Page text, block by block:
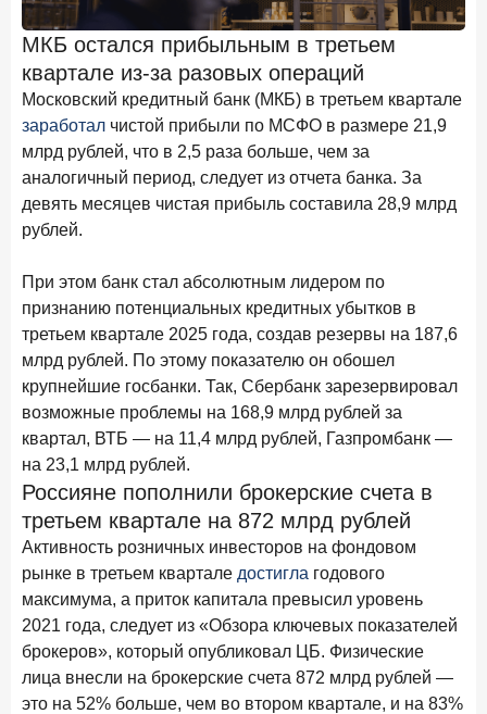
Клиенты чаще всего узнают о сберегательных
продуктах из рекламы в интернете и на ТВ
9 июля 2026 года
С ростом благосостояния клиентов-сберегателей
увеличивается и склонность к диверсификации
7 июля 2026 года
По итогам июня 2026 года объем выдач кредитов
составил 1 166,4 млрд руб.
3 июля 2026 года
банковского контакт-центра
25 июня 2026 года ИССЛЕДОВАНИЕ
Ипотека в России: итоги мая 2026 года в цифрах
22 июня 2026 года
«Честность — индустриальный стандарт»: как банки
завоевывают лояльность private-клиентов
Рассылка Frank RG
Итоги недели, наша трактовка основных событий
ПОДПИСАТЬСЯ
МКБ остался прибыльным в третьем
квартале из-за разовых операций
Московский кредитный банк (МКБ) в третьем квартале
заработал чистой прибыли по МСФО в размере 21,9
млрд рублей, что в 2,5 раза больше, чем за
аналогичный период, следует из отчета банка. За
девять месяцев чистая прибыль составила 28,9 млрд
рублей.
При этом банк стал абсолютным лидером по
признанию потенциальных кредитных убытков в
третьем квартале 2025 года, создав резервы на 187,6
млрд рублей. По этому показателю он обошел
крупнейшие госбанки. Так, Сбербанк зарезервировал
возможные проблемы на 168,9 млрд рублей за
квартал, ВТБ — на 11,4 млрд рублей, Газпромбанк —
на 23,1 млрд рублей.
Россияне пополнили брокерские счета в
третьем квартале на 872 млрд рублей
Активность розничных инвесторов на фондовом
рынке в третьем квартале достигла годового
максимума, а приток капитала превысил уровень
2021 года, следует из «Обзора ключевых показателей
брокеров», который опубликовал ЦБ. Физические
лица внесли на брокерские счета 872 млрд рублей —
это на 52% больше, чем во втором квартале, и на 83%